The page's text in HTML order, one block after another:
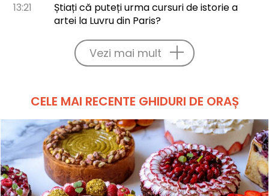
13:21
Știați că puteți urma cursuri de istorie a
artei la Luvru din Paris?
Vezi mai mult
CELE MAI RECENTE GHIDURI DE ORAȘ